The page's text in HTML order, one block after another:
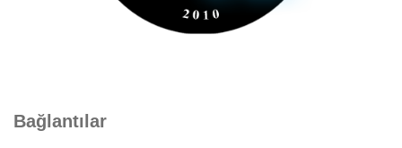
Bağlantılar